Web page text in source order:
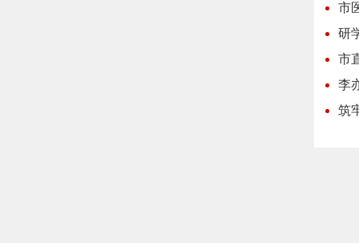
市
研
市
李
筑